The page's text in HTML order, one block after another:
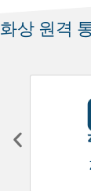
화상 원격